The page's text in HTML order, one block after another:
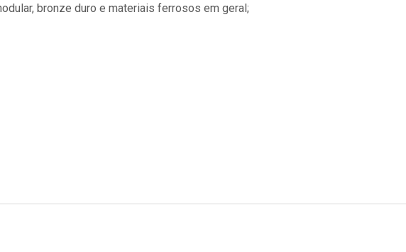
bronze duro e materiais ferrosos em geral;